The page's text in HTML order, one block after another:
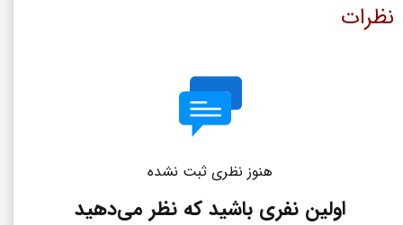
نظرات
هنوز نظری ثبت نشده
اولین نفری باشید که نظر می‌دهید